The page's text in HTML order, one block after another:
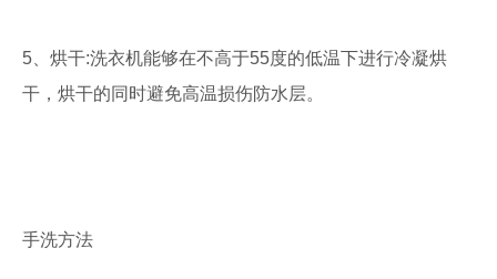
5、烘干:洗衣机能够在不高于55度的低温下进行冷凝烘
干，烘干的同时避免高温损伤防水层。
手洗方法